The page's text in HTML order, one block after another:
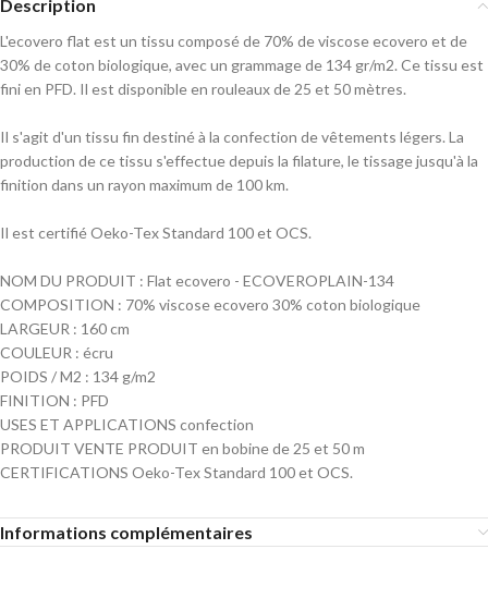
Description
L'ecovero flat est un tissu composé de 70% de viscose ecovero et de
30% de coton biologique, avec un grammage de 134 gr/m2. Ce tissu est
fini en PFD. Il est disponible en rouleaux de 25 et 50 mètres.
Il s'agit d'un tissu fin destiné à la confection de vêtements légers. La
production de ce tissu s'effectue depuis la filature, le tissage jusqu'à la
finition dans un rayon maximum de 100 km.
Il est certifié Oeko-Tex Standard 100 et OCS.
NOM DU PRODUIT : Flat ecovero - ECOVEROPLAIN-134
COMPOSITION : 70% viscose ecovero 30% coton biologique
LARGEUR : 160 cm
COULEUR : écru
POIDS / M2 : 134 g/m2
FINITION : PFD
USES ET APPLICATIONS confection
PRODUIT VENTE PRODUIT en bobine de 25 et 50 m
CERTIFICATIONS Oeko-Tex Standard 100 et OCS.
Informations complémentaires